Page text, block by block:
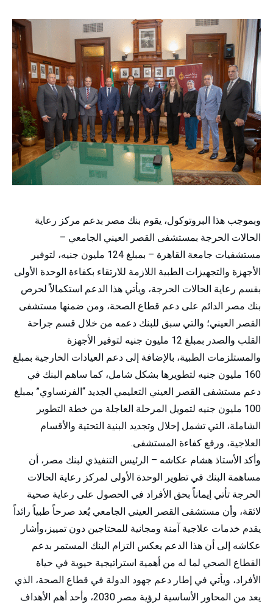
وبموجب هذا البروتوكول، يقوم بنك مصر بدعم مركز رعاية
الحالات الحرجة بمستشفى القصر العيني الجامعي –
مستشفيات جامعة القاهرة – بمبلغ 124 مليون جنيه، لتوفير
الأجهزة والتجهيزات الطبية اللازمة للارتقاء بكفاءة الوحدة الأولى
بقسم رعاية الحالات الحرجة، ويأتي هذا الدعم استكمالاً لحرص
بنك مصر الدائم على دعم قطاع الصحة، ومن ضمنها مستشفى
القصر العيني؛ والتي سبق للبنك دعمه من خلال قسم جراحة
القلب والصدر بمبلغ 12 مليون جنيه لتوفير الأجهزة
والمستلزمات الطبية، بالإضافة إلى دعم العيادات الخارجية بمبلغ
160 مليون جنيه لتطويرها بشكل شامل، كما ساهم البنك في
دعم مستشفى القصر العيني التعليمي الجديد “الفرنساوي” بمبلغ
100 مليون جنيه لتمويل المرحلة العاجلة من خطة التطوير
الشاملة، التي تشمل إحلال وتجديد البنية التحتية والأقسام
العلاجية، ورفع كفاءة المستشفى.
وأكد الأستاذ هشام عكاشه – الرئيس التنفيذي لبنك مصر، أن
مساهمة البنك في تطوير الوحدة الأولى لمركز رعاية الحالات
الحرجة تأتي إيماناً بحق الأفراد في الحصول على رعاية صحية
لائقة، وأن مستشفى القصر العيني الجامعي يُعد صرحاً طبياً رائداً
يقدم خدمات علاجية آمنة ومجانية للمحتاجين دون تمييز،وأشار
عكاشه إلى أن هذا الدعم يعكس التزام البنك المستمر بدعم
القطاع الصحي لما له من أهمية استراتيجية حيوية في حياة
الأفراد، ويأتي في إطار دعم جهود الدولة في قطاع الصحة، الذي
يعد من المحاور الأساسية لرؤية مصر 2030، وأحد أهم الأهداف